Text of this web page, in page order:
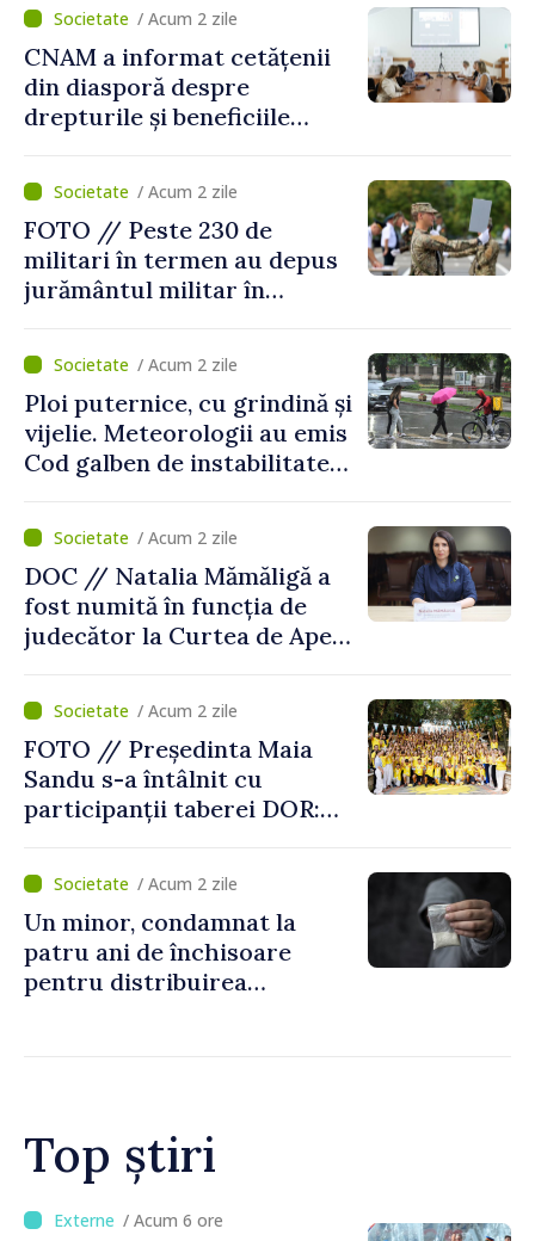
/ Acum 2 zile
CNAM a informat cetățenii
din diasporă despre
drepturile și beneficiile
/ Acum 2 zile
FOTO // Peste 230 de
militari în termen au depus
jurământul militar în
/ Acum 2 zile
Ploi puternice, cu grindină și
vijelie. Meteorologii au emis
Cod galben de instabilitate
/ Acum 2 zile
DOC // Natalia Mămăligă a
fost numită în funcția de
judecător la Curtea de Apel
/ Acum 2 zile
FOTO // Președinta Maia
Sandu s-a întâlnit cu
participanții taberei DOR:
noastră rămâne puternică”
/ Acum 2 zile
Un minor, condamnat la
patru ani de închisoare
pentru distribuirea
Top știri
/ Acum 2 ore